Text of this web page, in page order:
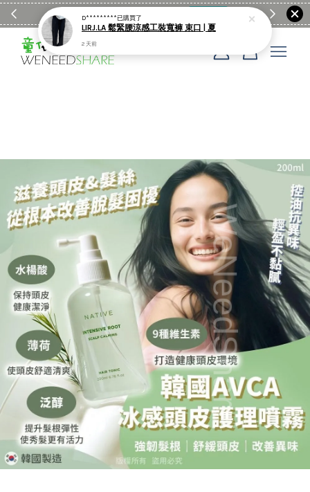
滿$1990送日亞麻棉簡約餐墊 童裝
您的購物車目前還是空的。